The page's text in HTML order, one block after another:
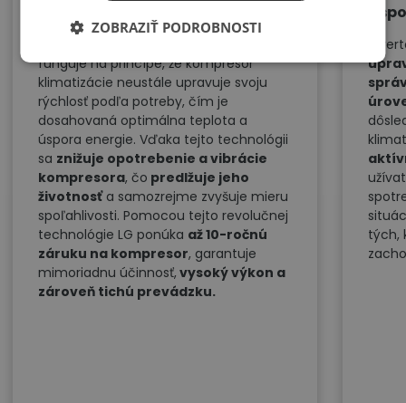
funguje na princípe, že kompresor
klimatizácie neustále upravuje svoju
rýchlosť podľa potreby, čím je
dosahovaná optimálna teplota a
úspora energie. Vďaka tejto technológii
sa znižuje opotrebenie a vibrácie
kompresora, čo predlžuje jeho
životnosťa samozrejme zvyšuje mieru
spoľahlivosti. Pomocou tejto revolučnej
technológie LG ponúka až 10-ročnú
záruku na kompresor, garantuje
mimoriadnu účinnosť, vysoký výkon a
zároveň tichú prevádzku.
tých,
ZOBRAZIŤ PODROBNOSTI